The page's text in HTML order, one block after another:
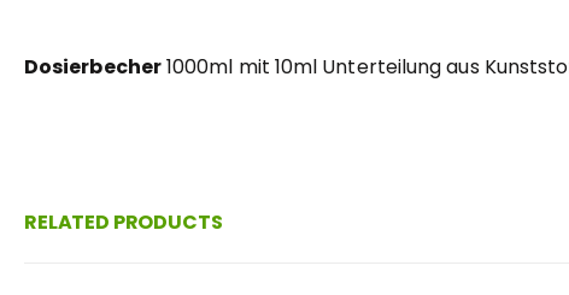
Dosierbecher1000ml mit 10ml Unterteilung aus
RELATED PRODUCTS